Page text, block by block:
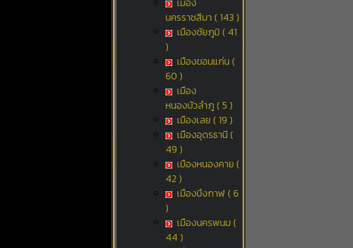
นครราชสีมา ( 143 )
เมืองชัยภูมิ ( 41
)
เมืองขอนแก่น (
60 )
เมือง
หนองบัวลำภู ( 5 )
เมืองเลย ( 19 )
เมืองอุดรธานี (
49 )
เมืองหนองคาย (
42 )
เมืองบึงกาฬ ( 6
)
เมืองนครพนม (
44 )